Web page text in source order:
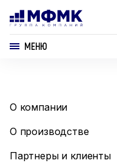
МЕНЮ
О компании
О производстве
Партнеры и клиенты